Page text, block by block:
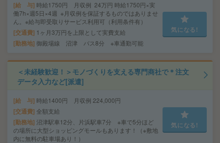
給 与 時給1750円 月収例 24万円 時給1750円×実
働7h×週5日×4週 ※月収例を保証するものではありませ
ん。※給与即受取りサービス利用可（利用条件有）
交通費 1ヶ月3万円を上限として実費支給
勤務地 御殿場線 沼津 バス8分 ※車通勤可能
気になる!
＜未経験歓迎！＞モノづくりを支える専門商社で＊注文
データ入力など[派遣]
給 与 時給1400円 月収例 224,000円
交通費 全額支給
勤務地 沼津駅車12分、片浜駅車7分 ※車で5分ほど
の場所に大型ショッピングモールもあります！（※敷地
内に無料の駐車場あり！）
気になる!